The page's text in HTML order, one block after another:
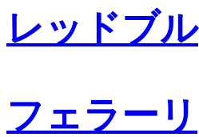
レッドブル
フェラーリ